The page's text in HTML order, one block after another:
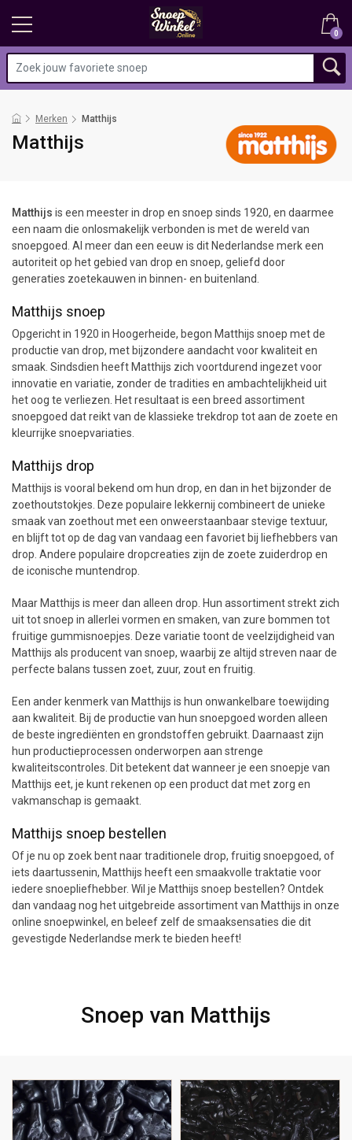
0
Merken Matthijs
Matthijs
Matthijs is een meester in drop en snoep sinds 1920, en daarmee
een naam die onlosmakelijk verbonden is met de wereld van
snoepgoed. Al meer dan een eeuw is dit Nederlandse merk een
autoriteit op het gebied van drop en snoep, geliefd door
generaties zoetekauwen in binnen- en buitenland.
Matthijs snoep
Opgericht in 1920 in Hoogerheide, begon Matthijs snoep met de
productie van drop, met bijzondere aandacht voor kwaliteit en
smaak. Sindsdien heeft Matthijs zich voortdurend ingezet voor
innovatie en variatie, zonder de tradities en ambachtelijkheid uit
het oog te verliezen. Het resultaat is een breed assortiment
snoepgoed dat reikt van de klassieke trekdrop tot aan de zoete en
kleurrijke snoepvariaties.
Matthijs drop
Matthijs is vooral bekend om hun drop, en dan in het bijzonder de
zoethoutstokjes. Deze populaire lekkernij combineert de unieke
smaak van zoethout met een onweerstaanbaar stevige textuur,
en blijft tot op de dag van vandaag een favoriet bij liefhebbers van
drop. Andere populaire dropcreaties zijn de zoete zuiderdrop en
de iconische muntendrop.
Maar Matthijs is meer dan alleen drop. Hun assortiment strekt zich
uit tot snoep in allerlei vormen en smaken, van zure bommen tot
fruitige gummisnoepjes. Deze variatie toont de veelzijdigheid van
Matthijs als producent van snoep, waarbij ze altijd streven naar de
perfecte balans tussen zoet, zuur, zout en fruitig.
Een ander kenmerk van Matthijs is hun onwankelbare toewijding
aan kwaliteit. Bij de productie van hun snoepgoed worden alleen
de beste ingrediënten en grondstoffen gebruikt. Daarnaast zijn
hun productieprocessen onderworpen aan strenge
kwaliteitscontroles. Dit betekent dat wanneer je een snoepje van
Matthijs eet, je kunt rekenen op een product dat met zorg en
vakmanschap is gemaakt.
Matthijs snoep bestellen
Of je nu op zoek bent naar traditionele drop, fruitig snoepgoed, of
iets daartussenin, Matthijs heeft een smaakvolle traktatie voor
iedere snoepliefhebber. Wil je Matthijs snoep bestellen? Ontdek
dan vandaag nog het uitgebreide assortiment van Matthijs in onze
online snoepwinkel, en beleef zelf de smaaksensaties die dit
gevestigde Nederlandse merk te bieden heeft!
Snoep van Matthijs